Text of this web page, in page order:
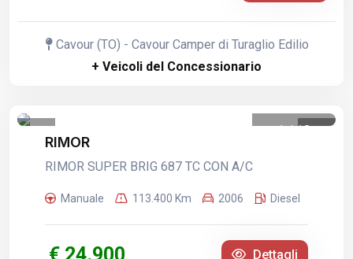
Cavour (TO) - Cavour Camper di Turaglio Edilio
+ Veicoli del Concessionario
1 /18
RIMOR
RIMOR SUPER BRIG 687 TC CON A/C
Manuale 113.400 Km 2006 Diesel
Dettagli